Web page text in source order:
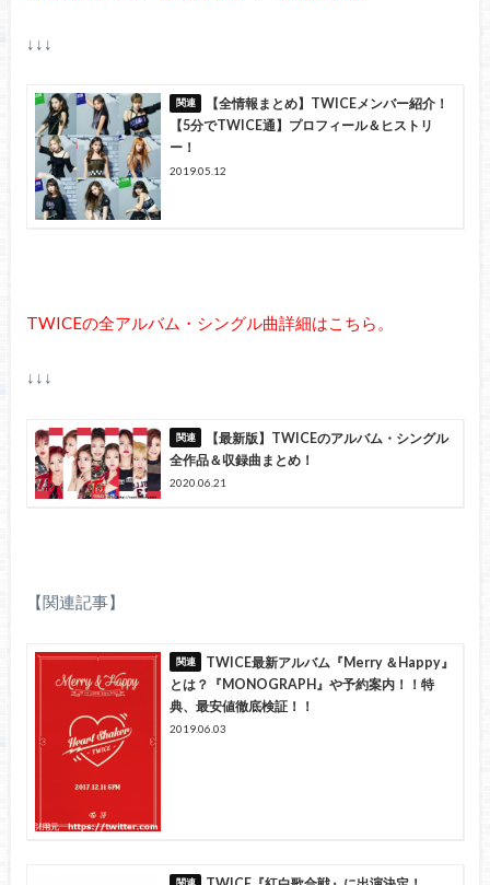
↓↓↓
【全情報まとめ】TWICEメンバー紹介！
【5分でTWICE通】プロフィール＆ヒストリ
ー！
2019.05.12
TWICEの全アルバム・シングル曲詳細はこちら。
↓↓↓
【最新版】TWICEのアルバム・シングル
全作品＆収録曲まとめ！
2020.06.21
【関連記事】
TWICE最新アルバム『Merry ＆Happy』
とは？『MONOGRAPH』や予約案内！！特
典、最安値徹底検証！！
2019.06.03